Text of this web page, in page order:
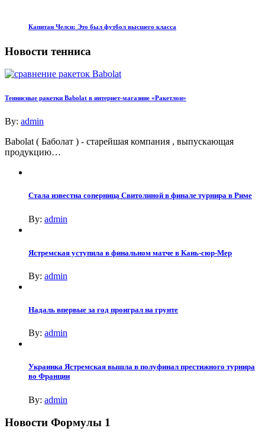
Капитан Челси: Это был футбол высшего класса
Новости тенниса
Теннисные ракетки Babolat в интернет-магазине «Ракетлон»
By: admin
Babolat ( Баболат ) - старейшая компания , выпускающая
продукцию…
Стала известна соперница Свитолиной в финале турнира в Риме
By: admin
Ястремская уступила в финальном матче в Кань-сюр-Мер
By: admin
Надаль впервые за год проиграл на грунте
By: admin
Украинка Ястремская вышла в полуфинал престижного турнира
во Франции
By: admin
Новости Формулы 1